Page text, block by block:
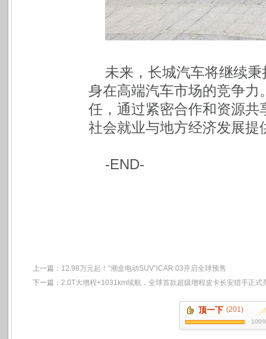
未来，长城汽车将继续
身在高端汽车市场的竞争
任，通过紧密合作和资源
社会就业与地方经济发展提
-END-
上一篇： 12.98万元起！“潮盒电动SUV”iCAR 03开启全球预售
下一篇： 2.0T大增程+1031km续航，全球首款超级增程皮卡长安猎手正式
顶一下 (201)